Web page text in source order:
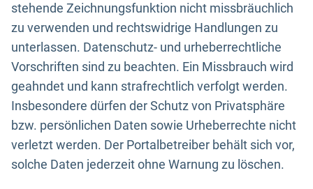
stehende Zeichnungsfunktion nicht missbräuchlich
zu verwenden und rechtswidrige Handlungen zu
unterlassen. Datenschutz- und urheberrechtliche
Vorschriften sind zu beachten. Ein Missbrauch wird
geahndet und kann strafrechtlich verfolgt werden.
Insbesondere dürfen der Schutz von Privatsphäre
bzw. persönlichen Daten sowie Urheberrechte nicht
verletzt werden. Der Portalbetreiber behält sich vor,
solche Daten jederzeit ohne Warnung zu löschen.